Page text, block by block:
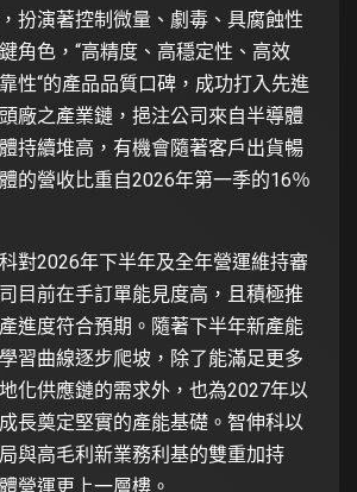
扮演著控制微量、劇毒、具腐蝕性
角色，“高精度、高穩定性、高效
性“的產品品質口碑，成功打入先進
廠之產業鏈，挹注公司來自半導體
持續堆高，有機會隨著客戶出貨暢
的營收比重自2026年第一季的16％
對2026年下半年及全年營運維持審
目前在手訂單能見度高，且積極推
進度符合預期。隨著下半年新產能
習曲線逐步爬坡，除了能滿足更多
化供應鏈的需求外，也為2027年以
長奠定堅實的產能基礎。智伸科以
與高毛利新業務利基的雙重加持
營運更上一層樓。